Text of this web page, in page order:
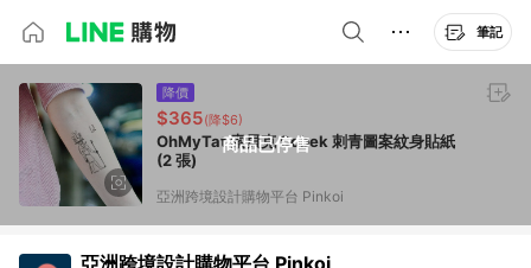
筆記
商品已停售
降價
$365(降$6)
OhMyTat 索貝克 Sobek 刺青圖案紋身貼紙
(2 張)
亞洲跨境設計購物平台 Pinkoi
亞洲跨境設計購物平台 Pinkoi